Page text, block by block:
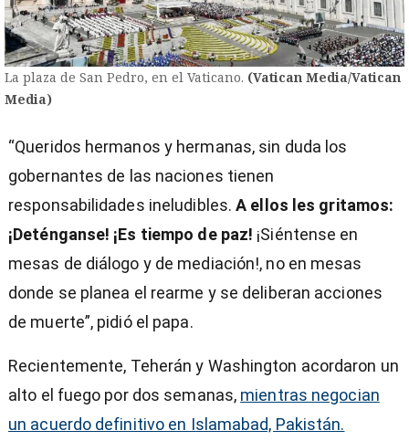
La plaza de San Pedro, en el Vaticano. (Vatican Media/Vatican
Media)
“Queridos hermanos y hermanas, sin duda los
gobernantes de las naciones tienen
responsabilidades ineludibles.A ellos les gritamos:
¡Deténganse! ¡Es tiempo de paz! ¡Siéntense en
mesas de diálogo y de mediación!, no en mesas
donde se planea el rearme y se deliberan acciones
de muerte”, pidió el papa.
Recientemente, Teherán y Washington acordaron un
alto el fuego por dos semanas, mientras negocian
un acuerdo definitivo en Islamabad, Pakistán.